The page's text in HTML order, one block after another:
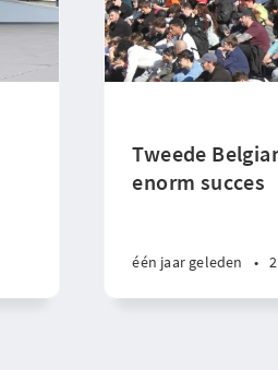
Tweede
enorm succes
één jaar geleden •